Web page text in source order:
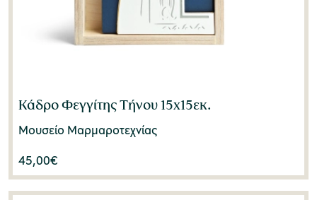
Κάδρο Φεγγίτης Τήνου 15x15εκ.
Μουσείο Μαρμαροτεχνίας
45,00€